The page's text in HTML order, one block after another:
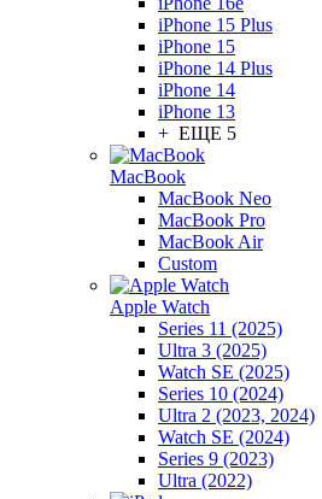
iPhone 15 Plus
iPhone 15
iPhone 14 Plus
iPhone 14
iPhone 13
+ ЕЩЕ 5
MacBook
MacBook Neo
MacBook Pro
MacBook Air
Custom
Apple Watch
Series 11 (2025)
Ultra 3 (2025)
Watch SE (2025)
Series 10 (2024)
Ultra 2 (2023, 2024)
Watch SE (2024)
Series 9 (2023)
Ultra (2022)